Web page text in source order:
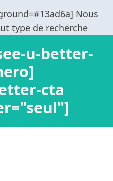
u-better-
cta